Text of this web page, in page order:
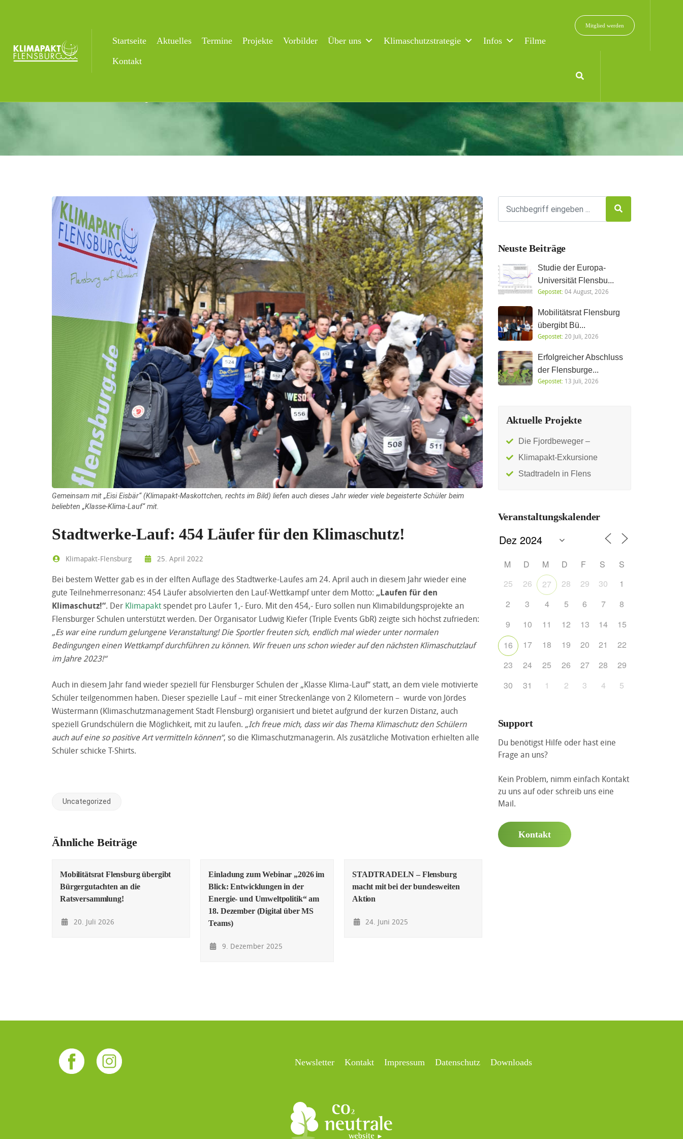
Startseite Aktuelles Termine Projekte Vorbilder Über uns Klimaschutzstrategie Infos
Filme
Kontakt
Mitglied werden
Aktuelles
Gemeinsam mit „Eisi Eisbär“ (Klimapakt-Maskottchen, rechts im Bild) liefen auch dieses Jahr wieder viele begeisterte Schüler beim
beliebten „Klasse-Klima-Lauf“ mit.
Stadtwerke-Lauf: 454 Läufer für den Klimaschutz!
Klimapakt-Flensburg 25. April 2022
Bei bestem Wetter gab es in der elften Auflage des Stadtwerke-Laufes am 24. April auch in diesem Jahr wieder eine
gute Teilnehmerresonanz: 454 Läufer absolvierten den Lauf-Wettkampf unter dem Motto: „Laufen für den
Klimaschutz!“. Der Klimapaktspendet pro Läufer 1,- Euro. Mit den 454,- Euro sollen nun Klimabildungsprojekte an
Flensburger Schulen unterstützt werden. Der Organisator Ludwig Kiefer (Triple Events GbR) zeigte sich höchst zufrieden:
„Es war eine rundum gelungene Veranstaltung! Die Sportler freuten sich, endlich mal wieder unter normalen
Bedingungen einen Wettkampf durchführen zu können. Wir freuen uns schon wieder auf den nächsten Klimaschutzlauf
im Jahre 2023!“
Auch in diesem Jahr fand wieder speziell für Flensburger Schulen der „Klasse Klima-Lauf“ statt, an dem viele motivierte
Schüler teilgenommen haben. Dieser spezielle Lauf – mit einer Streckenlänge von 2 Kilometern – wurde von Jördes
Wüstermann (Klimaschutzmanagement Stadt Flensburg) organisiert und bietet aufgrund der kurzen Distanz, auch
speziell Grundschülern die Möglichkeit, mit zu laufen. „Ich freue mich, dass wir das Thema Klimaschutz den Schülern
auch auf eine so positive Art vermitteln können“, so die Klimaschutzmanagerin. Als zusätzliche Motivation erhielten alle
Schüler schicke T-Shirts.
Uncategorized
Ähnliche Beiträge
Mobilitätsrat Flensburg übergibt
Bürgergutachten an die
Ratsversammlung!
20. Juli 2026
Einladung zum Webinar „2026 im
Blick: Entwicklungen in der
Energie- und Umweltpolitik“ am
18. Dezember (Digital über MS
Teams)
9. Dezember 2025
STADTRADELN – Flensburg
macht mit bei der bundesweiten
Aktion
24. Juni 2025
Neuste Beiträge
Studie der Europa-
Universität Flensbu...
Gepostet:04 August, 2026
Mobilitätsrat Flensburg
übergibt Bü...
Gepostet:20 Juli, 2026
Erfolgreicher Abschluss
der Flensburge...
Gepostet:13 Juli, 2026
Aktuelle Projekte
Die Fjordbeweger –
Klimapakt-Exkursione
Stadtradeln in Flens
Veranstaltungskalender
M D M D F S
S
25
26 27 28 29 30
1
2
3 4 5 6 7
8
9
10 11 12 13 14
15
16
17 18 19 20 21
22
23
24 25 26 27 28
29
30
31 1 2 3 4 5
Support
Du benötigst Hilfe oder hast eine
Frage an uns?
Kein Problem, nimm einfach Kontakt
zu uns auf oder schreib uns eine
Mail.
Kontakt
Newsletter Kontakt Impressum Datenschutz Downloads